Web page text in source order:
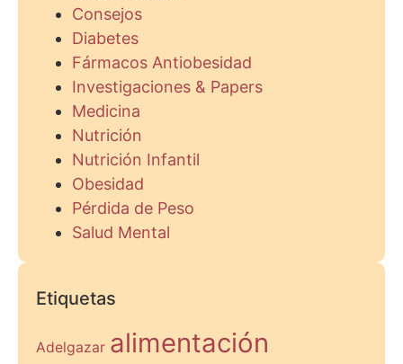
Consejos
Diabetes
Fármacos Antiobesidad
Investigaciones & Papers
Medicina
Nutrición
Nutrición Infantil
Obesidad
Pérdida de Peso
Salud Mental
Etiquetas
Adelgazar alimentación